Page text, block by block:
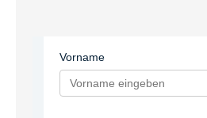
Vorname